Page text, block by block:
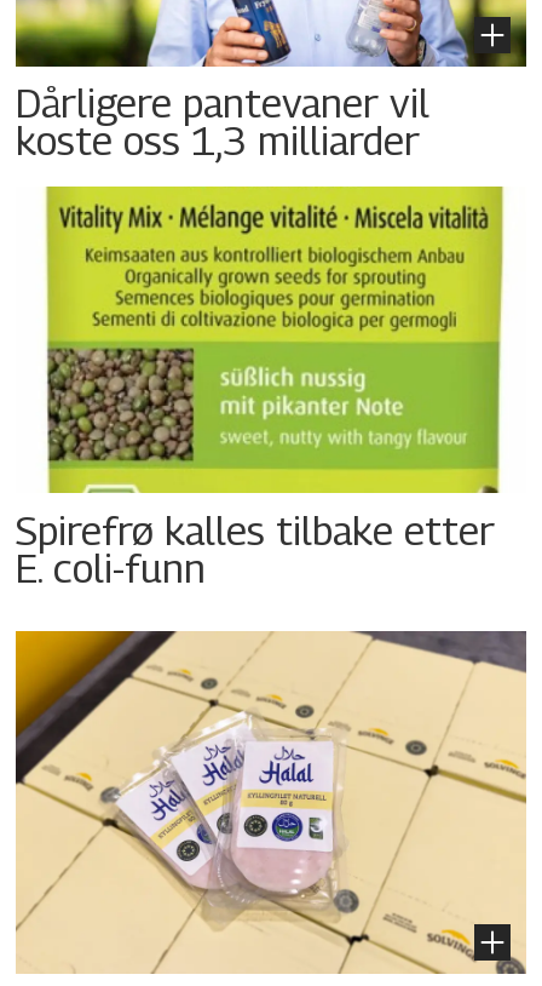
Dårligere pantevaner vil
koste oss 1,3 milliarder
Spirefrø kalles tilbake etter
E. coli-funn